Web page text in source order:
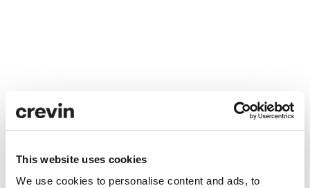
This website uses cookies
We use cookies to personalise content and ads, to
W Hotels
Taiwan